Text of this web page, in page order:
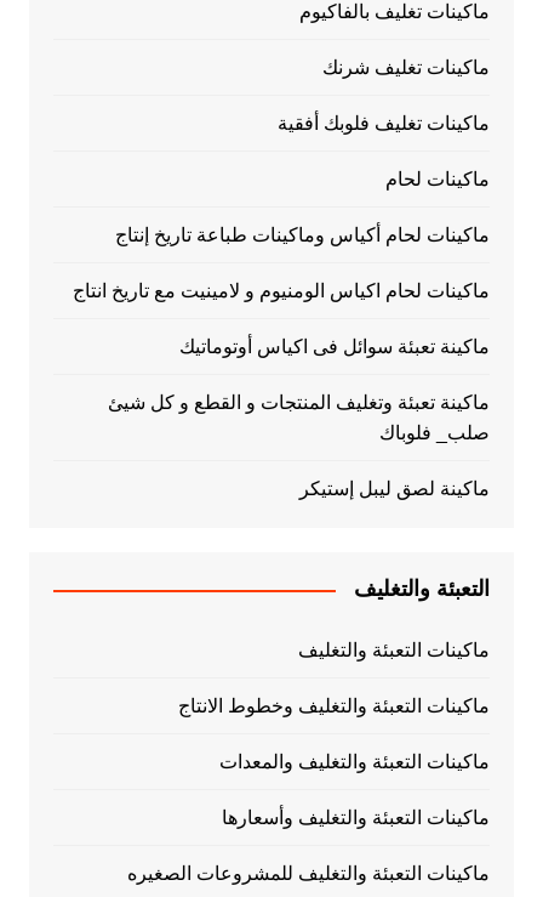
ماكينات تغليف بالفاكيوم
ماكينات تغليف شرنك
ماكينات تغليف فلوبك أفقية
ماكينات لحام
ماكينات لحام أكياس وماكينات طباعة تاريخ إنتاج
ماكينات لحام اكياس الومنيوم و لامينيت مع تاريخ انتاج
ماكينة تعبئة سوائل فى اكياس أوتوماتيك
ماكينة تعبئة وتغليف المنتجات و القطع و كل شيئ
صلب_ فلوباك
ماكينة لصق ليبل إستيكر
التعبئة والتغليف
ماكينات التعبئة والتغليف
ماكينات التعبئة والتغليف وخطوط الانتاج
ماكينات التعبئة والتغليف والمعدات
ماكينات التعبئة والتغليف وأسعارها
ماكينات التعبئة والتغليف للمشروعات الصغيره